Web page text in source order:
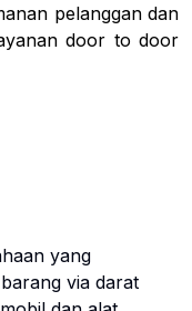
pelanggan dan
door to door
yang
via darat